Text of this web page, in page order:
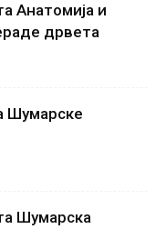
Анатомија и
дрвета
Шумарске
Шумарска